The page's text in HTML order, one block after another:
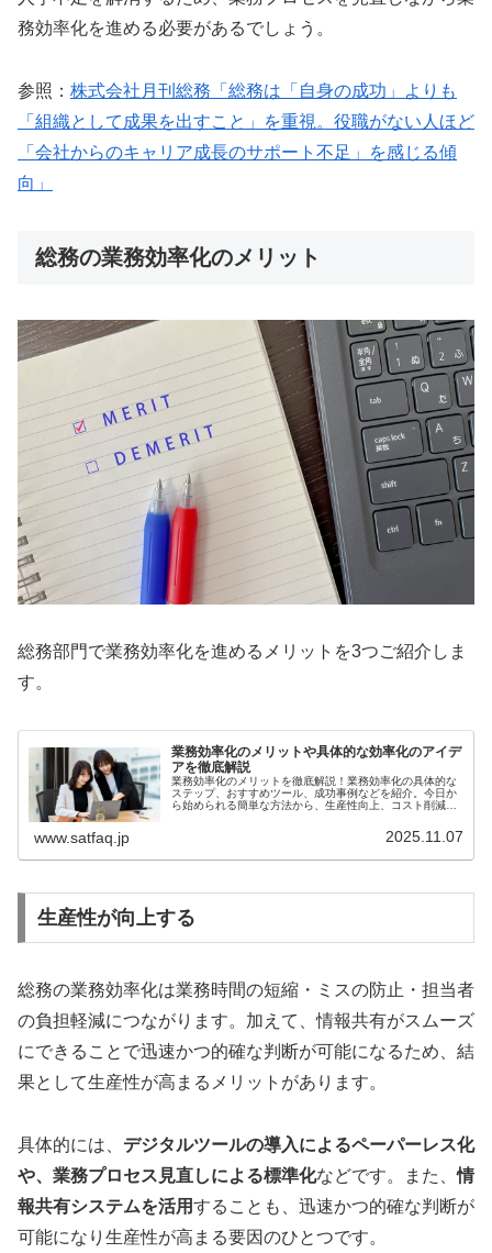
務効率化を進める必要があるでしょう。
参照： 株式会社月刊総務「総務は「自身の成功」よりも
「組織として成果を出すこと」を重視。役職がない人ほど
「会社からのキャリア成長のサポート不足」を感じる傾
向」
総務の業務効率化のメリット
総務部門で業務効率化を進めるメリットを3つご紹介しま
す。
業務効率化のメリットや具体的な効率化のアイデ
アを徹底解説
業務効率化のメリットを徹底解説！業務効率化の具体的な
ステップ、おすすめツール、成功事例などを紹介。今日か
ら始められる簡単な方法から、生産性向上、コスト削減、
www.satfaq.jp 2025.11.07
生産性が向上する
総務の業務効率化は業務時間の短縮・ミスの防止・担当者
の負担軽減につながります。加えて、情報共有がスムーズ
にできることで迅速かつ的確な判断が可能になるため、結
果として生産性が高まるメリットがあります。
具体的には、 デジタルツールの導入によるペーパーレス化
や、業務プロセス見直しによる標準化などです。また、情
報共有システムを活用することも、迅速かつ的確な判断が
可能になり生産性が高まる要因のひとつです。